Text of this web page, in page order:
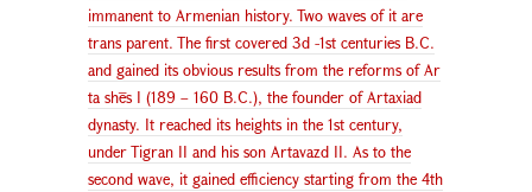
immanent to Armenian history. Two waves of it are
trans parent. The first covered 3d -1st centuries B.C.
and gained its obvious results from the reforms of Ar
ta shēs I (189 – 160 B.C.), the founder of Artaxiad
dynasty. It reached its heights in the 1st century,
under Tigran II and his son Artavazd II. As to the
second wave, it gained efficiency starting from the 4th